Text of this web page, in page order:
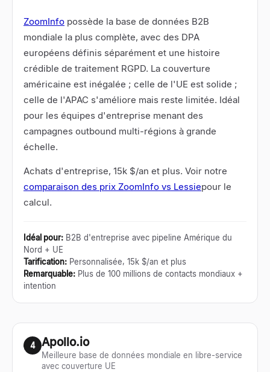
ZoomInfo possède la base de données B2B
mondiale la plus complète, avec des DPA
européens définis séparément et une histoire
crédible de traitement RGPD. La couverture
américaine est inégalée ; celle de l'UE est solide ;
celle de l'APAC s'améliore mais reste limitée. Idéal
pour les équipes d'entreprise menant des
campagnes outbound multi-régions à grande
échelle.
Achats d'entreprise, 15k $/an et plus. Voir notre
comparaison des prix ZoomInfo vs Lessiepour le
calcul.
Idéal pour: B2B d'entreprise avec pipeline Amérique du
Nord + UE
Tarification: Personnalisée, 15k $/an et plus
Remarquable: Plus de 100 millions de contacts mondiaux +
intention
4 Apollo.io
Meilleure base de données mondiale en libre-service
avec couverture UE